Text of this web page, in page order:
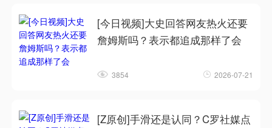
[今日视频]大史回答网友热火还要
詹姆斯吗？表示都追成那样了会
3854 2026-07-21
[Z原创]手滑还是认同？C罗社媒点